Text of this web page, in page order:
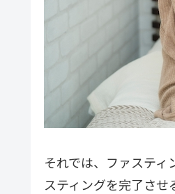
それでは、ファステ
スティングを完了させ